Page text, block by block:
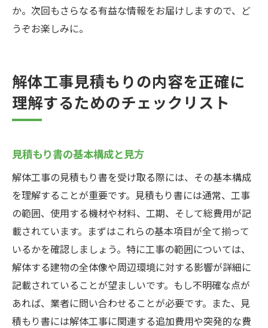
か。次回もさらなる有益な情報をお届けしますので、ど
うぞお楽しみに。
解体工事見積もりの内容を正確に
理解するためのチェックリスト
見積もり書の基本構成と見方
解体工事の見積もり書を受け取る際には、その基本構成
を理解することが重要です。見積もり書には通常、工事
の範囲、使用する機材や材料、工期、そして総費用が記
載されています。まずはこれらの基本項目が全て揃って
いるかを確認しましょう。特に工事の範囲については、
解体する建物の全体像や周辺環境に対する影響が詳細に
記載されていることが望ましいです。もし不明確な点が
あれば、業者に問い合わせることが必要です。また、見
積もり書には解体工事に関連する追加費用や突発的な費